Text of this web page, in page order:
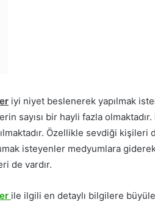
iyi niyet beslenerek yapılmak
sayısı bir hayli fazla
Özellikle sevdiği kişileri
isteyenler medyumlara
de vardır.
ile ilgili en detaylı bilgilere